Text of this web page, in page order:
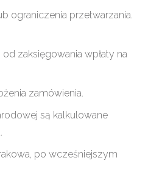
ograniczenia przetwarzania.
zaksięgowania wpłaty na
zamówienia.
są kalkulowane
po wcześniejszym